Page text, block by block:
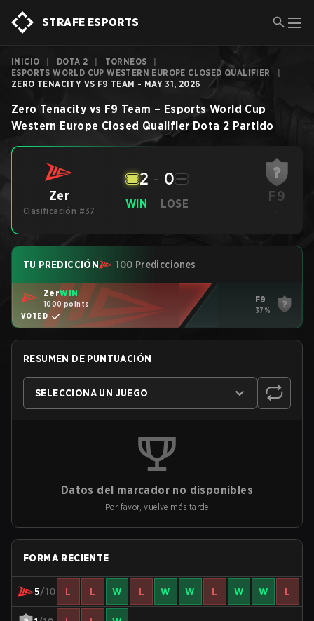
STRAFE ESPORTS
INICIO DOTA 2 TORNEOS
ESPORTS WORLD CUP WESTERN EUROPE CLOSED QUALIFIER
ZERO TENACITY VS F9 TEAM - MAY 31, 2026
Zero Tenacity vs F9 Team – Esports World Cup
Western Europe Closed Qualifier Dota 2 Partido
Zer
Clasificación #37
WIN
2 - 0
LOSE F9
-
TU PREDICCIÓN 100 Predicciones
ZerWIN
1000 points
VOTED
F9
37%
RESUMEN DE PUNTUACIÓN
SELECCIONA UN JUEGO
Datos del marcador no disponibles
Por favor, vuelve más tarde
FORMA RECIENTE
5/10 L L W L W W L W W L